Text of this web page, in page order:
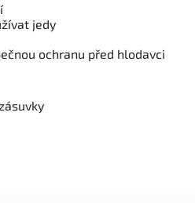
jedy
ochranu před hlodavci